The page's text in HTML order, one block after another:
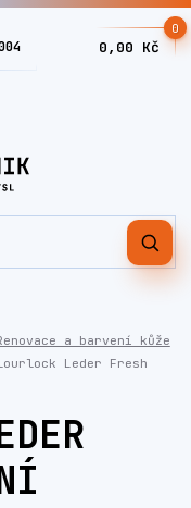
0
0,00 Kč
a barvení kůže
Leder Fresh